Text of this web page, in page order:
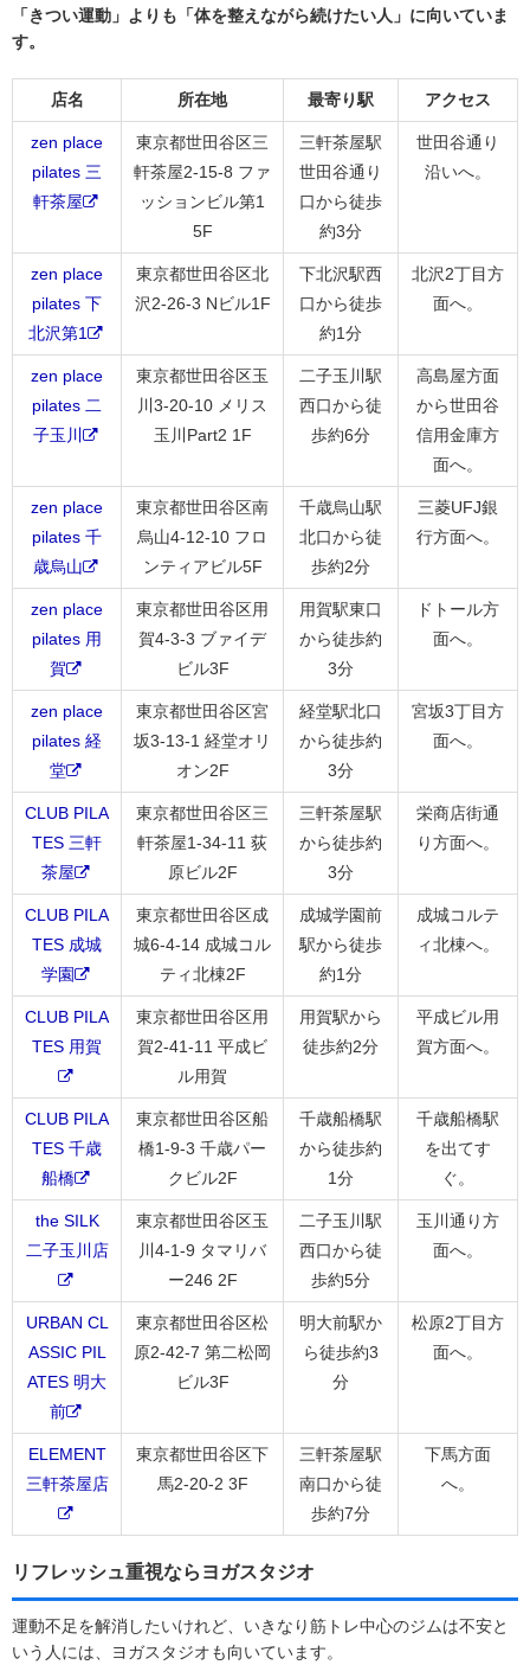
「きつい運動」よりも「体を整えながら続けたい人」に向いていま
す。
店名 所在地 最寄り駅 アクセス
zen place
pilates 三
軒茶屋
東京都世田谷区三
軒茶屋2-15-8 ファ
ッションビル第1
5F
三軒茶屋駅
世田谷通り
口から徒歩
約3分
世田谷通り
沿いへ。
zen place
pilates 下
北沢第1
東京都世田谷区北
沢2-26-3 Nビル1F
下北沢駅西
口から徒歩
約1分
北沢2丁目方
面へ。
zen place
pilates 二
子玉川
東京都世田谷区玉
川3-20-10 メリス
玉川Part2 1F
二子玉川駅
西口から徒
歩約6分
高島屋方面
から世田谷
信用金庫方
面へ。
zen place
pilates 千
歳烏山
東京都世田谷区南
烏山4-12-10 フロ
ンティアビル5F
千歳烏山駅
北口から徒
歩約2分
三菱UFJ銀
行方面へ。
zen place
pilates 用
賀
東京都世田谷区用
賀4-3-3 ブァイデ
ビル3F
用賀駅東口
から徒歩約
3分
ドトール方
面へ。
zen place
pilates 経
堂
東京都世田谷区宮
坂3-13-1 経堂オリ
オン2F
経堂駅北口
から徒歩約
3分
宮坂3丁目方
面へ。
CLUB PILA
TES 三軒
茶屋
東京都世田谷区三
軒茶屋1-34-11 荻
原ビル2F
三軒茶屋駅
から徒歩約
3分
栄商店街通
り方面へ。
CLUB PILA
TES 成城
学園
東京都世田谷区成
城6-4-14 成城コル
ティ北棟2F
成城学園前
駅から徒歩
約1分
成城コルテ
ィ北棟へ。
CLUB PILA
TES 用賀
東京都世田谷区用
賀2-41-11 平成ビ
ル用賀
用賀駅から
徒歩約2分
平成ビル用
賀方面へ。
CLUB PILA
TES 千歳
船橋
東京都世田谷区船
橋1-9-3 千歳パー
クビル2F
千歳船橋駅
から徒歩約
1分
千歳船橋駅
を出てす
ぐ。
the SILK
二子玉川店
東京都世田谷区玉
川4-1-9 タマリバ
ー246 2F
二子玉川駅
西口から徒
歩約5分
玉川通り方
面へ。
URBAN CL
ASSIC PIL
ATES 明大
前
東京都世田谷区松
原2-42-7 第二松岡
ビル3F
明大前駅か
ら徒歩約3
分
松原2丁目方
面へ。
ELEMENT
三軒茶屋店
東京都世田谷区下
馬2-20-2 3F
三軒茶屋駅
南口から徒
歩約7分
下馬方面
へ。
リフレッシュ重視ならヨガスタジオ
運動不足を解消したいけれど、いきなり筋トレ中心のジムは不安と
いう人には、ヨガスタジオも向いています。